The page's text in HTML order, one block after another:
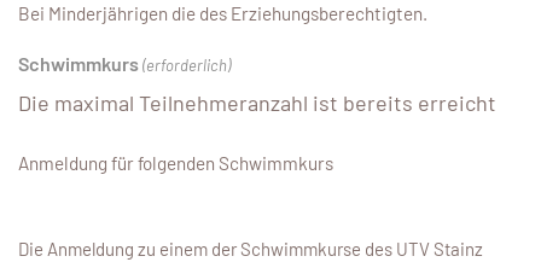
Bei Minderjährigen die des Erziehungsberechtigten.
Schwimmkurs (erforderlich)
Die maximal Teilnehmeranzahl ist bereits erreicht
Anmeldung für folgenden Schwimmkurs
Die Anmeldung zu einem der Schwimmkurse des UTV Stainz